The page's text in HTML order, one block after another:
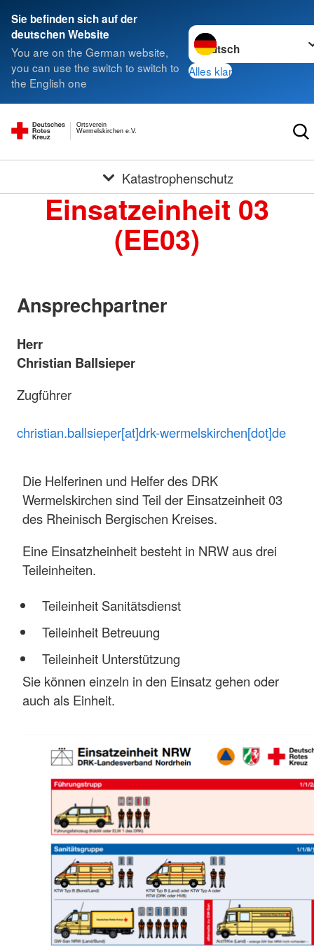
Sie befinden sich auf der
deutschen Website
You are on the German website,
you can use the switch to switch to
the English one
Sprache wechseln zu
Alles klar
Wermelskirchen e.V.
Ortsverein
Katastrophenschutz
Einsatzeinheit 03
(EE03)
Ansprechpartner
Herr
Christian Ballsieper
Zugführer
christian.ballsieper[at]drk-wermelskirchen[dot]de
Die Helferinen und Helfer des DRK
Wermelskirchen sind Teil der Einsatzeinheit 03
des Rheinisch Bergischen Kreises.
Eine Einsatzheinheit besteht in NRW aus drei
Teileinheiten.
Teileinheit Sanitätsdienst
Teileinheit Betreuung
Teileinheit Unterstützung
Sie können einzeln in den Einsatz gehen oder
auch als Einheit.